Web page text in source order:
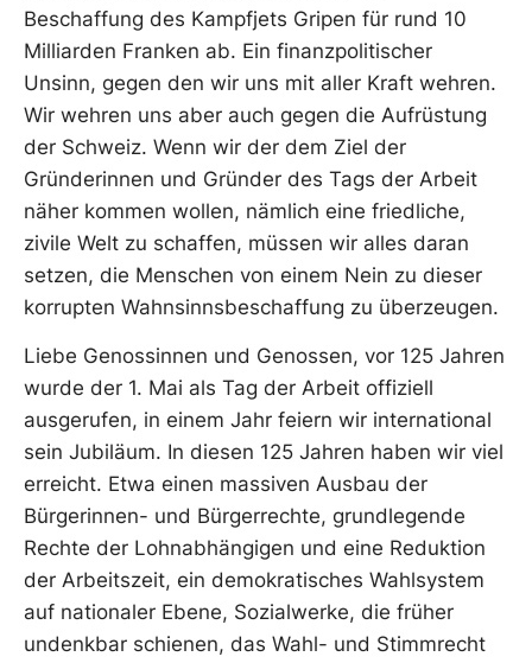
Beschaffung des Kampfjets Gripen für rund 10
Milliarden Franken ab. Ein finanzpolitischer
Unsinn, gegen den wir uns mit aller Kraft wehren.
Wir wehren uns aber auch gegen die Aufrüstung
der Schweiz. Wenn wir der dem Ziel der
Gründerinnen und Gründer des Tags der Arbeit
näher kommen wollen, nämlich eine friedliche,
zivile Welt zu schaffen, müssen wir alles daran
setzen, die Menschen von einem Nein zu dieser
korrupten Wahnsinnsbeschaffung zu überzeugen.
Liebe Genossinnen und Genossen, vor 125 Jahren
wurde der 1. Mai als Tag der Arbeit offiziell
ausgerufen, in einem Jahr feiern wir international
sein Jubiläum. In diesen 125 Jahren haben wir viel
erreicht. Etwa einen massiven Ausbau der
Bürgerinnen- und Bürgerrechte, grundlegende
Rechte der Lohnabhängigen und eine Reduktion
der Arbeitszeit, ein demokratisches Wahlsystem
auf nationaler Ebene, Sozialwerke, die früher
undenkbar schienen, das Wahl- und Stimmrecht